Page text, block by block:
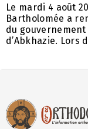
Le mardi 4 août
Bartholomée a
du
d’Abkhazie. Lors